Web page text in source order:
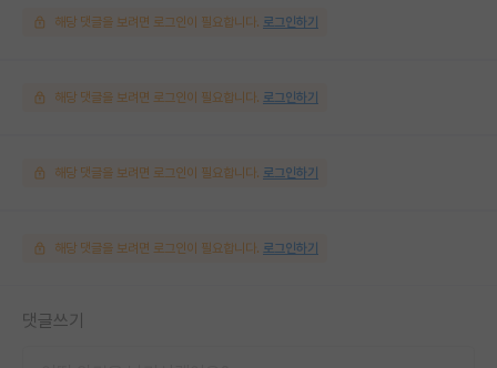
해당 댓글을 보려면 로그인이 필요합니다. 로그인하기
해당 댓글을 보려면 로그인이 필요합니다. 로그인하기
해당 댓글을 보려면 로그인이 필요합니다. 로그인하기
해당 댓글을 보려면 로그인이 필요합니다. 로그인하기
댓글쓰기